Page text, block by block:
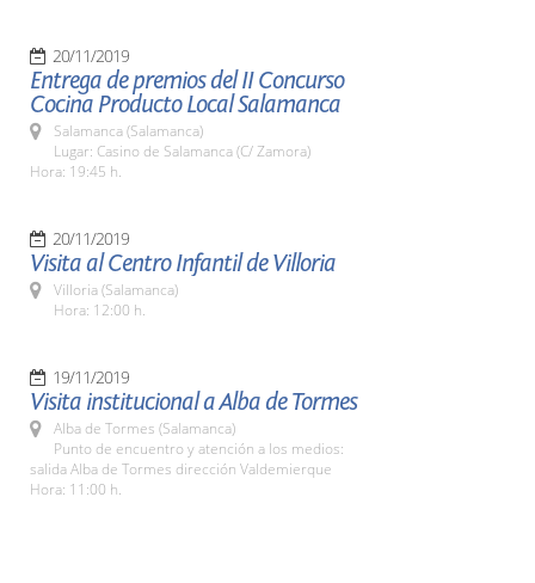
20/11/2019
Entrega de premios del II Concurso
Cocina Producto Local Salamanca
Salamanca (Salamanca)
Lugar: Casino de Salamanca (C/ Zamora)
Hora: 19:45 h.
20/11/2019
Visita al Centro Infantil de Villoria
Villoria (Salamanca)
Hora: 12:00 h.
19/11/2019
Visita institucional a Alba de Tormes
Alba de Tormes (Salamanca)
Punto de encuentro y atención a los medios:
salida Alba de Tormes dirección Valdemierque
Hora: 11:00 h.